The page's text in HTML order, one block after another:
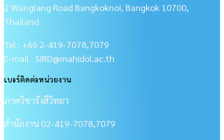
2 Wanglang Road Bangkoknoi, Bangkok 10700,
Thailand
Tel : +66 2-419-7078,7079
E-mail : SIRD@mahidol.ac.th
เบอร์ติดต่อหน่วยงาน
ภาควิชารังสีวิทยา
สำนักงาน 02-419-7078,7079